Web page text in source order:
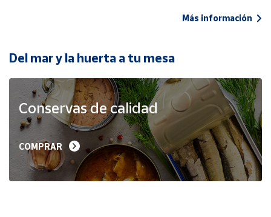
de Correos
Market
Productos
Solidarios
Ayuda
Más información
Del mar y la huerta a tu mesa
Conservas de calidad
COMPRAR